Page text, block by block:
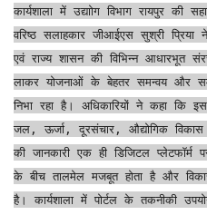
कार्यशाला में उद्याोग विभाग रायपुर
वरिष्ठ सलाहकार जीआईएस सुश्री प्रिया
एवं राज्य शासन की विभिन्न आधारभूत
लाकर योजनाओं के बेहतर समन्वय और
निभा रहा है। अधिकारियों ने कहा
जल, ऊर्जा, दूरसंचार, औद्योगिक विकास
की जानकारी एक ही डिजिटल
के बीच तालमेल मजबूत होता है और
है। कार्यशाला में पोर्टल के तकनीकी